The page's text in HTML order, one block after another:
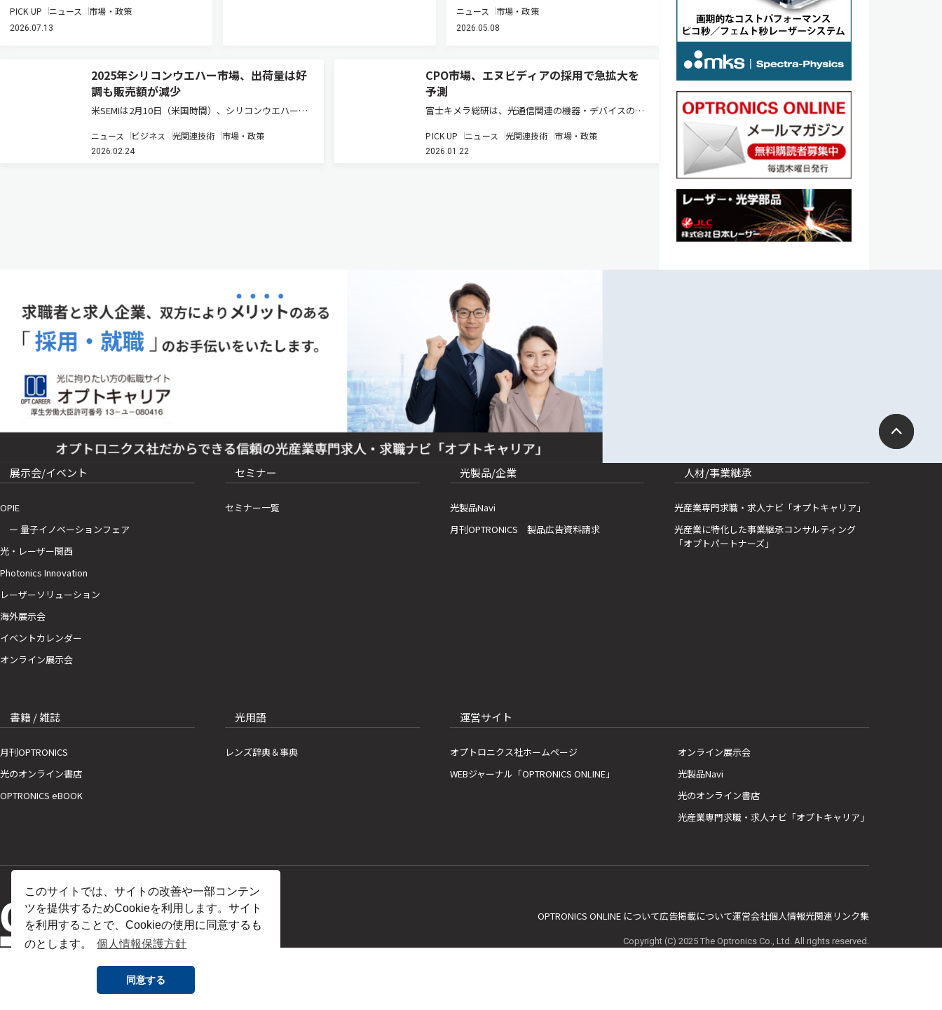
このサイトでは、サイトの改善や一部コンテン
ツを提供するためCookieを利用します。サイト
を利用することで、Cookieの使用に同意するも
のとします。
個人情報保護方針
同意する
PICK UP ニュース 市場・政策
2026.07.13
ニュース 市場・政策
2026.05.08
2025年シリコンウエハー市場、出荷量は好
調も販売額が減少
米SEMIは2月10日（米国時間）、シリコンウエハー業
荷量が前年比5.8%増の129億7,300万平方インチとなっ
た一方で、販売額は前年比1.2%減の114億ドルとな
ニュース ビジネス 光関連技術 市場・政策
2026.02.24
CPO市場、エヌビディアの採用で急拡大を
予測
富士キメラ総研は、光通信関連の機器・デバイスの世
調査」にまとめた（ニュースリリース）。近年、光通
信市場を取り巻く環境はデータセンターやAI向けの設
PICK UP ニュース 光関連技術 市場・政策
2026.01.22
展示会/イベント
OPIE
ー 量子イノベーションフェア
光・レーザー関西
Photonics Innovation
レーザーソリューション
海外展示会
イベントカレンダー
オンライン展示会
セミナー
セミナー一覧
光製品/企業
光製品Navi
月刊OPTRONICS 製品広告資料請求
人材/事業継承
光産業専門求職・求人ナビ「オプトキャリア」
光産業に特化した事業継承コンサルティング
「オプトパートナーズ」
書籍 / 雑誌
月刊OPTRONICS
光のオンライン書店
OPTRONICS eBOOK
光用語
レンズ辞典＆事典
運営サイト
オプトロニクス社ホームページ
WEBジャーナル「OPTRONICS ONLINE」
オンライン展示会
光製品Navi
光のオンライン書店
光産業専門求職・求人ナビ「オプトキャリア」
OPTRONICS ONLINE について広告掲載について運営会社個人情報光関連リンク集
Copyright (C) 2025 The Optronics Co., Ltd. All rights reserved.